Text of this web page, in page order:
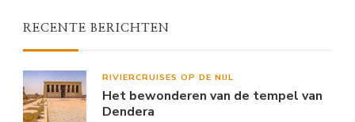
RECENTE BERICHTEN
RIVIERCRUISES OP DE NIJL
Het bewonderen van de tempel van
Dendera